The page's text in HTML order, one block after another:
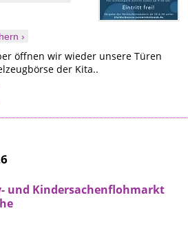
›
öffnen wir wieder unsere Türen
der Kita..
und Kindersachenflohmarkt